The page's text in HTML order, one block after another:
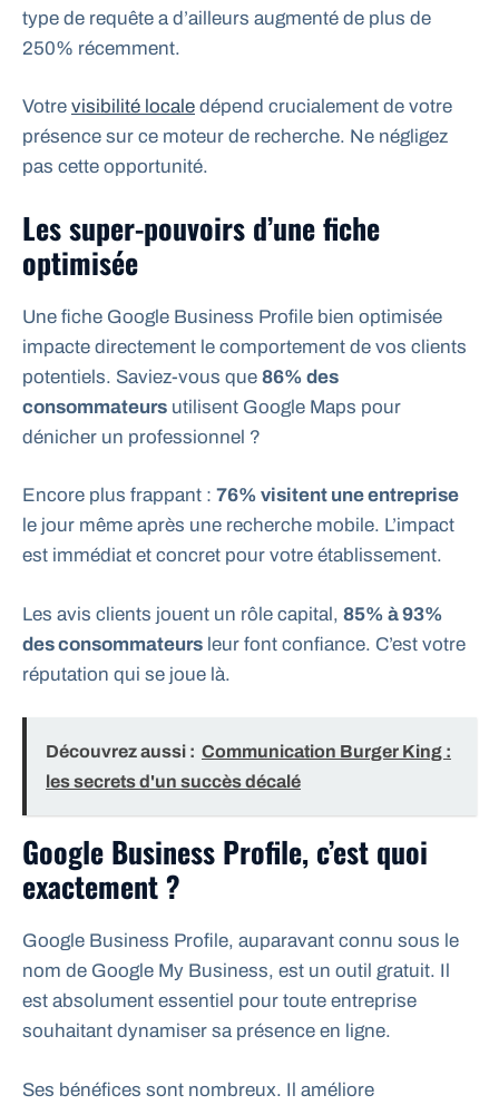
type de requête a d’ailleurs augmenté de plus de
250% récemment.
Votre visibilité locale dépend crucialement de votre
présence sur ce moteur de recherche. Ne négligez
pas cette opportunité.
Les super-pouvoirs d’une fiche
optimisée
Une fiche Google Business Profile bien optimisée
impacte directement le comportement de vos clients
potentiels. Saviez-vous que 86% des
consommateurs utilisent Google Maps pour
dénicher un professionnel ?
Encore plus frappant : 76% visitent une entreprise
le jour même après une recherche mobile. L’impact
est immédiat et concret pour votre établissement.
Les avis clients jouent un rôle capital, 85% à 93%
des consommateurs leur font confiance. C’est votre
réputation qui se joue là.
Découvrez aussi : Communication Burger King :
les secrets d'un succès décalé
Google Business Profile, c’est quoi
exactement ?
Google Business Profile, auparavant connu sous le
nom de Google My Business, est un outil gratuit. Il
est absolument essentiel pour toute entreprise
souhaitant dynamiser sa présence en ligne.
Ses bénéfices sont nombreux. Il améliore